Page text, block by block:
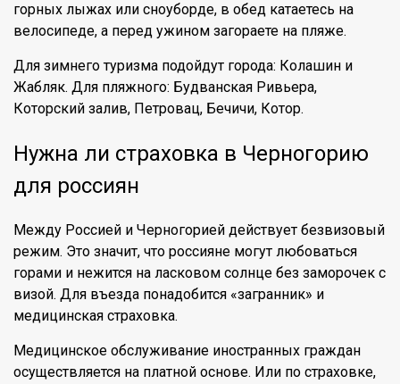
горных лыжах или сноуборде, в обед катаетесь на
велосипеде, а перед ужином загораете на пляже.
Для зимнего туризма подойдут города: Колашин и
Жабляк. Для пляжного: Будванская Ривьера,
Которский залив, Петровац, Бечичи, Котор.
Нужна ли страховка в Черногорию
для россиян
Между Россией и Черногорией действует безвизовый
режим. Это значит, что россияне могут любоваться
горами и нежится на ласковом солнце без заморочек с
визой. Для въезда понадобится «загранник» и
медицинская страховка.
Медицинское обслуживание иностранных граждан
осуществляется на платной основе. Или по страховке,